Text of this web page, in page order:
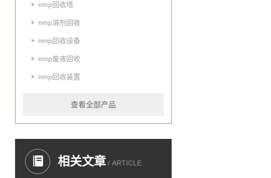
nmp回收塔
nmp溶剂回收
nmp回收设备
nmp废液回收
nmp回收装置
查看全部产品
相关文章 / ARTICLE